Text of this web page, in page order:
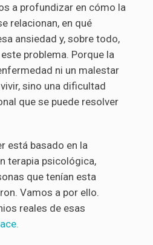
a profundizar en cómo la
relacionan, en qué
ansiedad y, sobre todo,
problema. Porque la
ni un malestar
sino una dificultad
que se puede resolver
está basado en la
terapia psicológica,
que tenían esta
Vamos a por ello.
reales de esas